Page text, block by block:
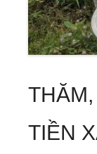
TIỀN